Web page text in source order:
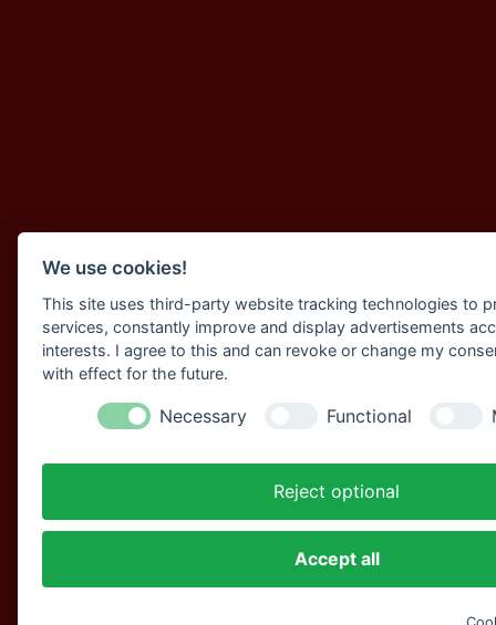
We use cookies!
This site uses third-party website tracking technologies to
services, constantly improve and display advertisements
interests. I agree to this and can revoke or change my
with effect for the future.
Necessary Functional
Reject optional
Accept all